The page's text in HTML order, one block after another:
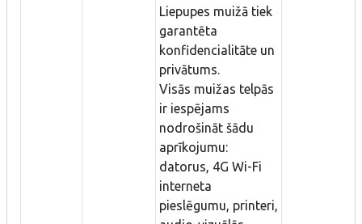
Liepupes muižā tiek
garantēta
konfidencialitāte un
privātums.
Visās muižas telpās
ir iespējams
nodrošināt šādu
aprīkojumu:
datorus, 4G Wi-Fi
interneta
pieslēgumu, printeri,